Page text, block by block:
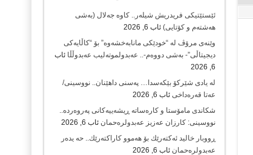
ئێستێتیکی فریدریش شیلەر.. کاوە جەلال (بەشی
هەشتەم و کۆتایی) ئاب 6, 2026
وێنەی مرۆڤ لە “خودێکی مانابەخشەوە” بۆ “کاڵایەکی
دیجیتاڵی”- بەشی دووەم-.. عەبدولموتەلیب عەبدوڵڵا ئاب
6, 2026
لە یادی شێرکۆ بێکەسدا… پەسنی داهێنان.. نووسینی/
عەتا قەرەداخی ئاب 6, 2026
شکاندی مامۆستا و کارەساتە ڕیشەییەکانی پەروەردە..
نووسینی: کارزان عەزیز عەبدولرەحمان ئاب 6, 2026
ڕووبار خالید ئەكتەرێك بۆ هەموو كاراكتەرێك.. حه یدەر
عەبدولرەحمان ئاب 6, 2026